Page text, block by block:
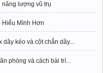
năng lượng vũ trụ
Hiểu Mình Hơn
dây kéo và cột chắn dây...
phòng và cách bài trí...